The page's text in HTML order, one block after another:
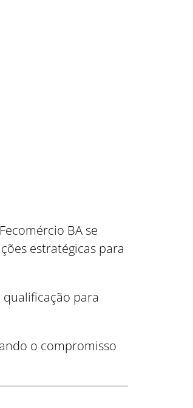
BA se
estratégicas para
para
o compromisso